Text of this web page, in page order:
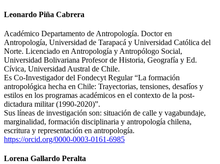
Leonardo Piña Cabrera
Académico Departamento de Antropología. Doctor en
Antropología, Universidad de Tarapacá y Universidad Católica del
Norte. Licenciado en Antropología y Antropólogo Social,
Universidad Bolivariana Profesor de Historia, Geografía y Ed.
Cívica, Universidad Austral de Chile.
Es Co-Investigador del Fondecyt Regular “La formación
antropológica hecha en Chile: Trayectorias, tensiones, desafíos y
estilos en los programas académicos en el contexto de la post-
dictadura militar (1990-2020)”.
Sus líneas de investigación son: situación de calle y vagabundaje,
marginalidad, formación disciplinaria y antropología chilena,
escritura y representación en antropología.
https://orcid.org/0000-0003-0161-6985
Lorena Gallardo Peralta